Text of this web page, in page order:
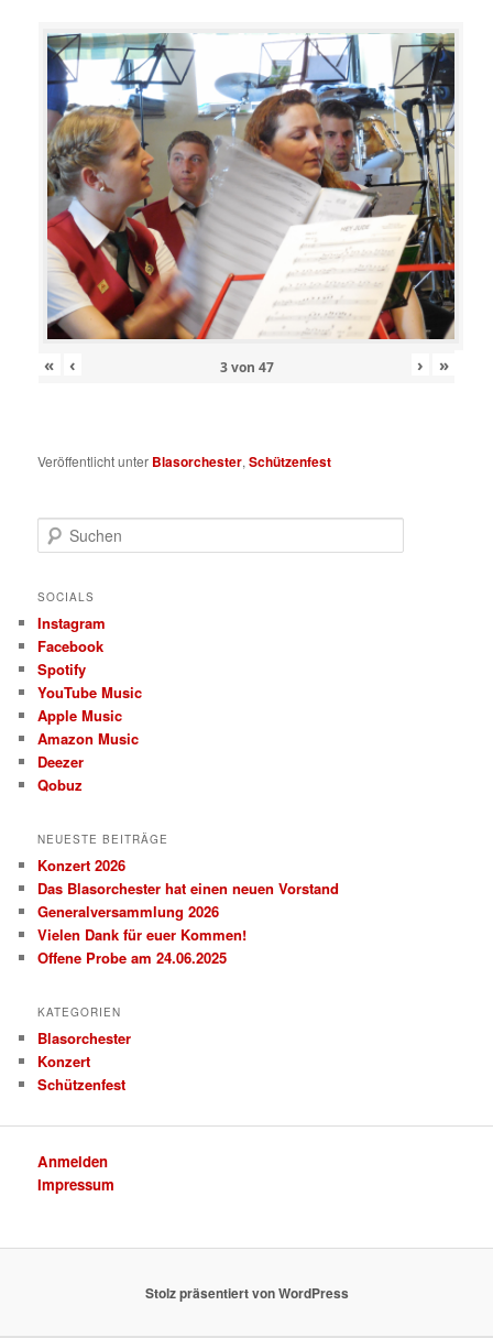
« ‹ 3von 47 › »
Veröffentlicht unter Blasorchester,Schützenfest
u
h
n
SOCIALS
Instagram
Facebook
Spotify
YouTube Music
Apple Music
Amazon Music
Deezer
Qobuz
NEUESTE BEITRÄGE
Konzert 2026
Das Blasorchester hat einen neuen Vorstand
Generalversammlung 2026
Vielen Dank für euer Kommen!
Offene Probe am 24.06.2025
KATEGORIEN
Blasorchester
Konzert
Schützenfest
Anmelden
Impressum
Stolz präsentiert von WordPress